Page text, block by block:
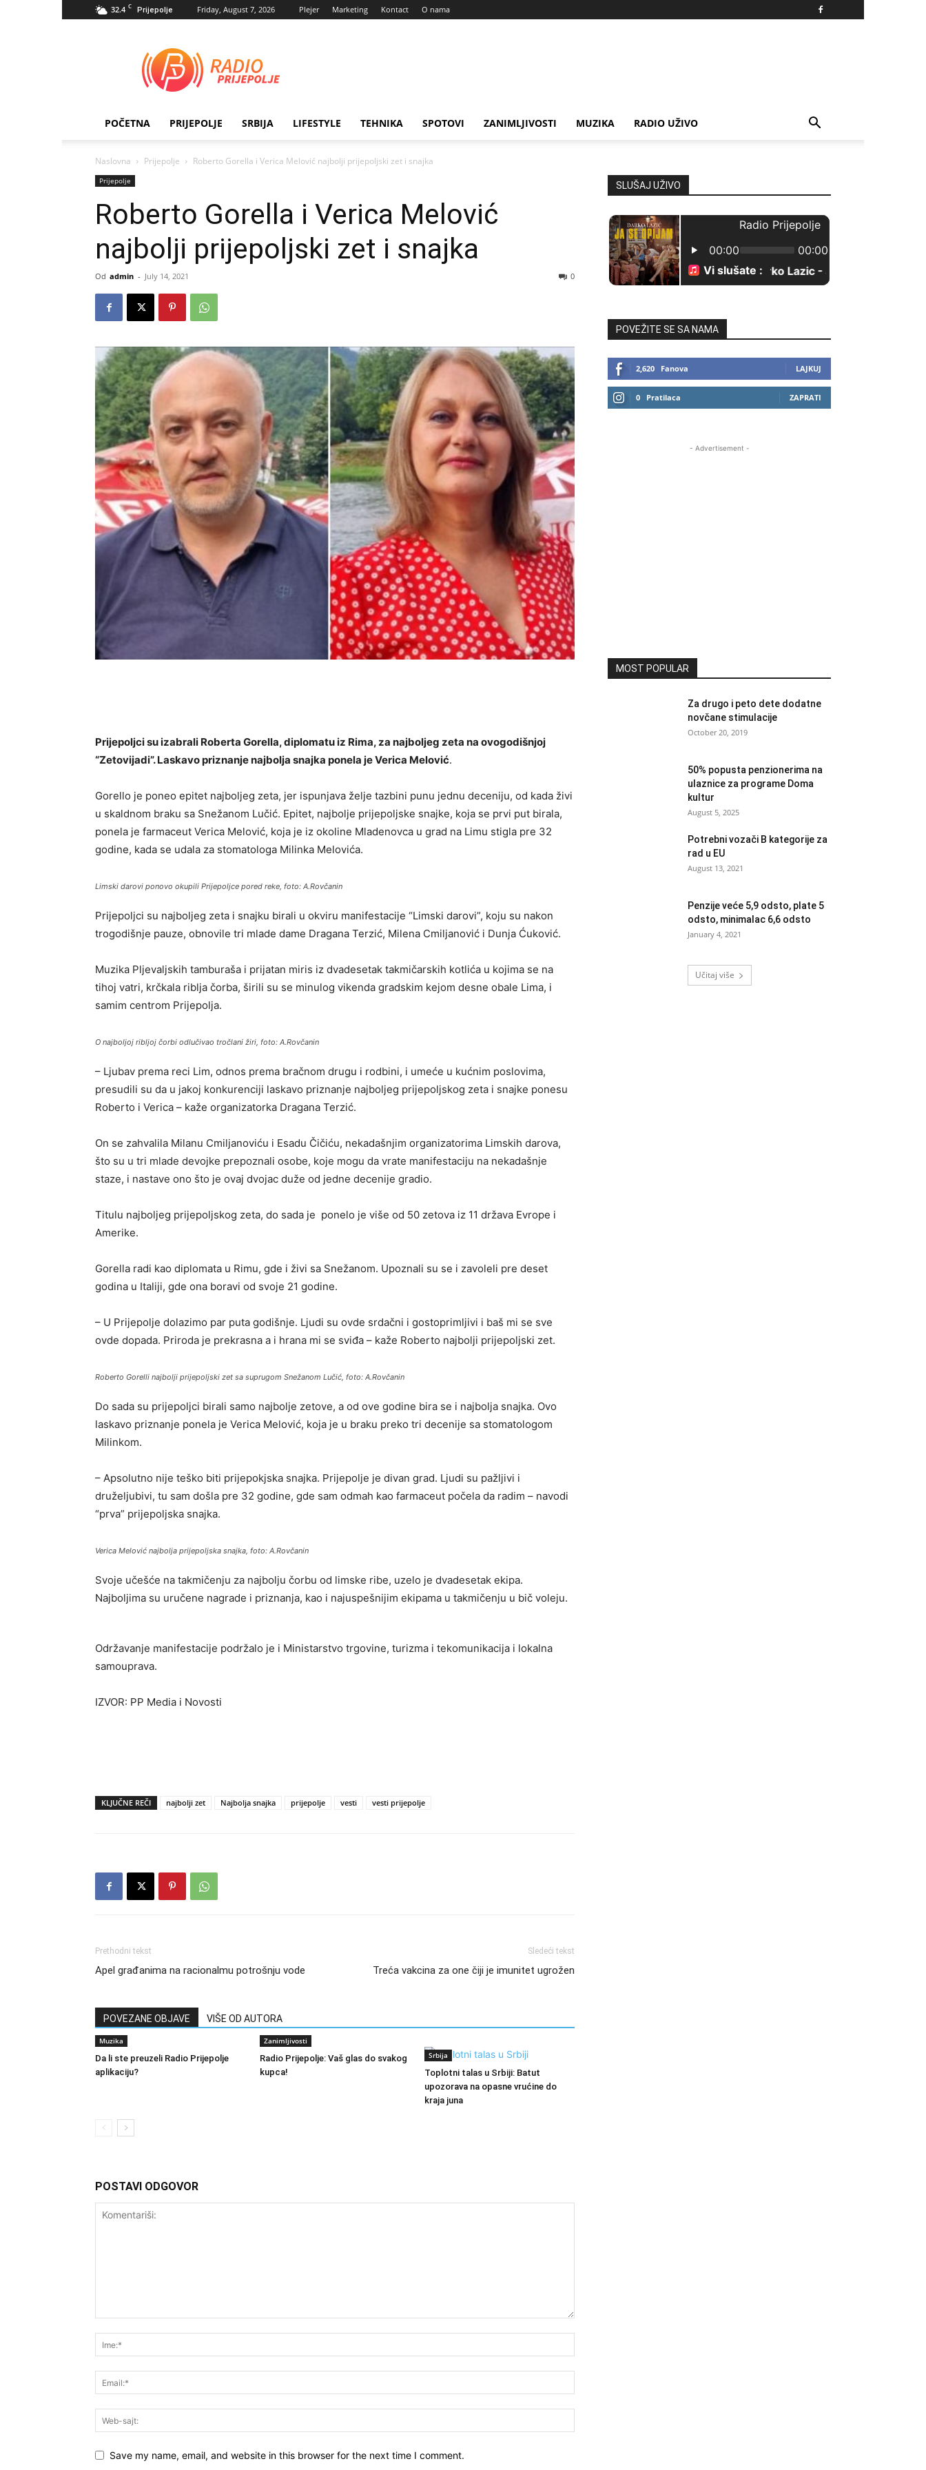
32.4 C Prijepolje Friday, August 7, 2026 Plejer Marketing Kontact O nama
Prijepolje
POČETNA PRIJEPOLJE SRBIJA LIFESTYLE TEHNIKA SPOTOVI ZANIMLJIVOSTI MUZIKA RADIO UŽIVO
Naslovna Prijepolje Roberto Gorella i Verica Melović najbolji prijepoljski zet i snajka
Prijepolje
Roberto Gorella i Verica Melović
najbolji prijepoljski zet i snajka
Od admin - July 14, 2021 0
Prijepoljci su izabrali Roberta Gorella, diplomatu iz Rima, za najboljeg zeta na ovogodišnjoj
“Zetovijadi”. Laskavo priznanje najbolja snajka ponela je Verica Melović.
Gorello je poneo epitet najboljeg zeta, jer ispunjava želje tazbini punu jednu deceniju, od kada živi
u skaldnom braku sa Snežanom Lučić. Epitet, najbolje prijepoljske snajke, koja se prvi put birala,
ponela je farmaceut Verica Melović, koja je iz okoline Mladenovca u grad na Limu stigla pre 32
godine, kada se udala za stomatologa Milinka Melovića.
Limski darovi ponovo okupili Prijepoljce pored reke, foto: A.Rovčanin
Prijepoljci su najboljeg zeta i snajku birali u okviru manifestacije “Limski darovi”, koju su nakon
trogodišnje pauze, obnovile tri mlade dame Dragana Terzić, Milena Cmiljanović i Dunja Ćuković.
Muzika Pljevaljskih tamburaša i prijatan miris iz dvadesetak takmičarskih kotlića u kojima se na
tihoj vatri, krčkala riblja čorba, širili su se minulog vikenda gradskim kejom desne obale Lima, i
samim centrom Prijepolja.
O najboljoj ribljoj čorbi odlučivao tročlani žiri, foto: A.Rovčanin
– Ljubav prema reci Lim, odnos prema bračnom drugu i rodbini, i umeće u kućnim poslovima,
presudili su da u jakoj konkurenciji laskavo priznanje najboljeg prijepoljskog zeta i snajke ponesu
Roberto i Verica – kaže organizatorka Dragana Terzić.
On se zahvalila Milanu Cmiljanoviću i Esadu Čičiću, nekadašnjim organizatorima Limskih darova,
što su u tri mlade devojke prepoznali osobe, koje mogu da vrate manifestaciju na nekadašnje
staze, i nastave ono što je ovaj dvojac duže od jedne decenije gradio.
Titulu najboljeg prijepoljskog zeta, do sada je ponelo je više od 50 zetova iz 11 država Evrope i
Amerike.
Gorella radi kao diplomata u Rimu, gde i živi sa Snežanom. Upoznali su se i zavoleli pre deset
godina u Italiji, gde ona boravi od svoje 21 godine.
– U Prijepolje dolazimo par puta godišnje. Ljudi su ovde srdačni i gostoprimljivi i baš mi se sve
ovde dopada. Priroda je prekrasna a i hrana mi se sviđa – kaže Roberto najbolji prijepoljski zet.
Roberto Gorelli najbolji prijepoljski zet sa suprugom Snežanom Lučić, foto: A.Rovčanin
Do sada su prijepoljci birali samo najbolje zetove, a od ove godine bira se i najbolja snajka. Ovo
laskavo priznanje ponela je Verica Melović, koja je u braku preko tri decenije sa stomatologom
Milinkom.
– Apsolutno nije teško biti prijepokjska snajka. Prijepolje je divan grad. Ljudi su pažljivi i
druželjubivi, tu sam došla pre 32 godine, gde sam odmah kao farmaceut počela da radim – navodi
“prva” prijepoljska snajka.
Verica Melović najbolja prijepoljska snajka, foto: A.Rovčanin
Svoje učešće na takmičenju za najbolju čorbu od limske ribe, uzelo je dvadesetak ekipa.
Najboljima su uručene nagrade i priznanja, kao i najuspešnijim ekipama u takmičenju u bič voleju.
Održavanje manifestacije podržalo je i Ministarstvo trgovine, turizma i tekomunikacija i lokalna
samouprava.
IZVOR: PP Media i Novosti
KLJUČNE REČI najbolji zet Najbolja snajka prijepolje vesti vesti prijepolje
Prethodni tekst
Apel građanima na racionalmu potrošnju vode
Sledeći tekst
Treća vakcina za one čiji je imunitet ugrožen
POVEZANE OBJAVE VIŠE OD AUTORA
Muzika
Da li ste preuzeli Radio Prijepolje
aplikaciju?
Zanimljivosti
Radio Prijepolje: Vaš glas do svakog
kupca!
Srbija
Toplotni talas u Srbiji: Batut
upozorava na opasne vrućine do
kraja juna
POSTAVI ODGOVOR
Save my name, email, and website in this browser for the next time I comment.
SLUŠAJ UŽIVO
POVEŽITE SE SA NAMA
2,620 Fanova LAJKUJ
0 Pratilaca ZAPRATI
- Advertisement -
MOST POPULAR
Za drugo i peto dete dodatne
novčane stimulacije
October 20, 2019
50% popusta penzionerima na
ulaznice za programe Doma
kultur
August 5, 2025
Potrebni vozači B kategorije za
rad u EU
August 13, 2021
Penzije veće 5,9 odsto, plate 5
odsto, minimalac 6,6 odsto
January 4, 2021
Učitaj više